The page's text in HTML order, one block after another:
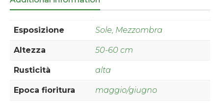
Esposizione Sole, Mezzombra
Altezza 50-60 cm
Rusticità alta
Epoca fioritura maggio/giugno